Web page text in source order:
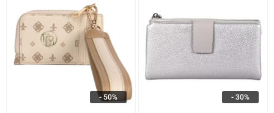
30% -
50% -